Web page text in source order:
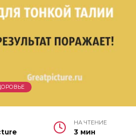
НА ЧТЕНИЕ
3 мин